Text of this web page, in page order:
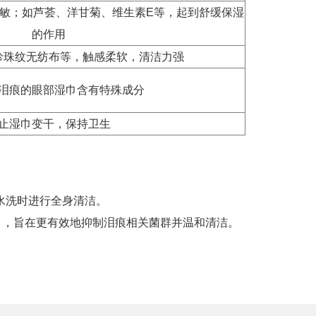
；如芦荟、洋甘菊、维生素E等，起到舒缓保湿
的作用
纹无纺布等，触感柔软，清洁力强
痕的眼部湿巾含有特殊成分
湿巾变干，保持卫生
时进行全身清洁。
旨在更有效地抑制泪痕相关菌群并温和清洁。